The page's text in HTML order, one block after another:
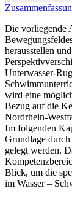
Die vorliegende
herausstellen
Unterwasser-
wird eine
Bezug auf die
Nordrhein-
Im folgenden
Grundlage durch
gelegt werden.
Blick, um die
im Wasser –